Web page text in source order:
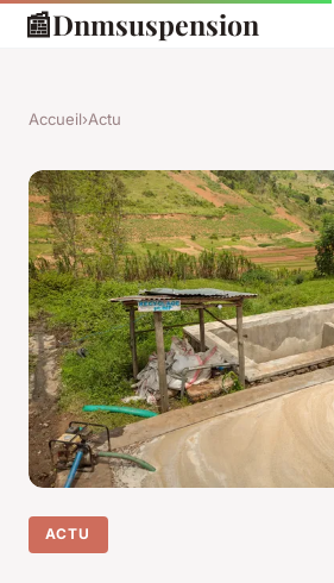
📰Dnmsuspension
Accueil›Actu
ACTU